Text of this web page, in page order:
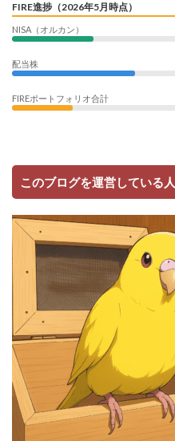
FIRE進捗（2026年5月時点）
NISA（オルカン）
配当株
FIREポートフォリオ合計
このブログを運営している人